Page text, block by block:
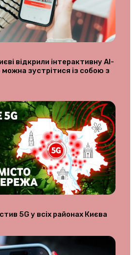
відкрили інтерактивну AI-
можна зустрітися із собою з
5G у всіх районах Києва